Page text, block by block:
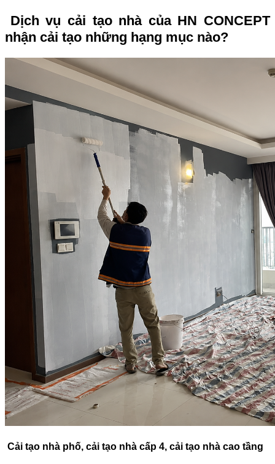
Dịch vụ cải tạo nhà của HN CONCEPT
nhận cải tạo những hạng mục nào?
Cải tạo nhà phố, cải tạo nhà cấp 4, cải tạo nhà cao tầng